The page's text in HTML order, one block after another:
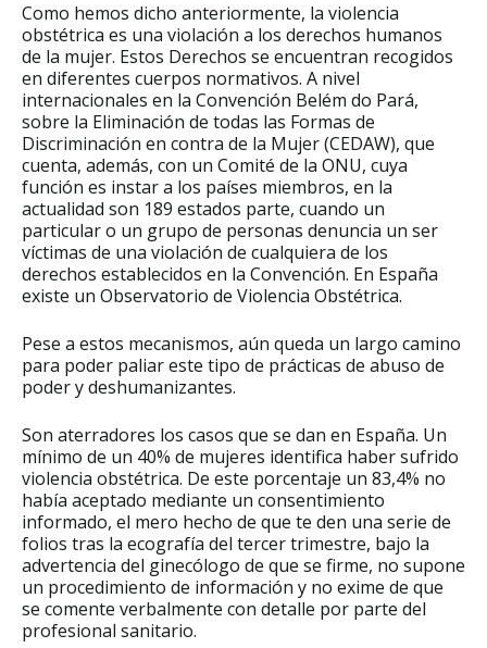
Como hemos dicho anteriormente, la violencia
obstétrica es una violación a los derechos humanos
de la mujer. Estos Derechos se encuentran recogidos
en diferentes cuerpos normativos. A nivel
internacionales en la Convención Belém do Pará,
sobre la Eliminación de todas las Formas de
Discriminación en contra de la Mujer (CEDAW), que
cuenta, además, con un Comité de la ONU, cuya
función es instar a los países miembros, en la
actualidad son 189 estados parte, cuando un
particular o un grupo de personas denuncia un ser
víctimas de una violación de cualquiera de los
derechos establecidos en la Convención. En España
existe un Observatorio de Violencia Obstétrica.
Pese a estos mecanismos, aún queda un largo camino
para poder paliar este tipo de prácticas de abuso de
poder y deshumanizantes.
Son aterradores los casos que se dan en España. Un
mínimo de un 40% de mujeres identifica haber sufrido
violencia obstétrica. De este porcentaje un 83,4% no
había aceptado mediante un consentimiento
informado, el mero hecho de que te den una serie de
folios tras la ecografía del tercer trimestre, bajo la
advertencia del ginecólogo de que se firme, no supone
un procedimiento de información y no exime de que
se comente verbalmente con detalle por parte del
profesional sanitario.